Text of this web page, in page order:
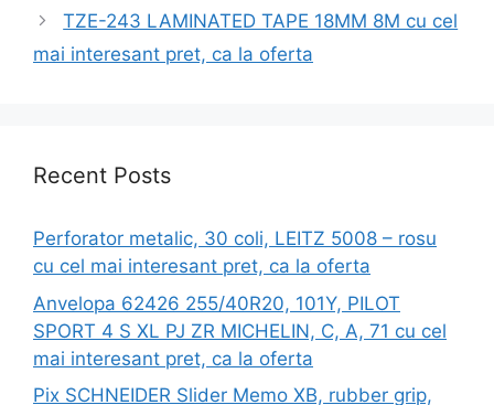
TZE-243 LAMINATED TAPE 18MM 8M cu cel
mai interesant pret, ca la oferta
Recent Posts
Perforator metalic, 30 coli, LEITZ 5008 – rosu
cu cel mai interesant pret, ca la oferta
Anvelopa 62426 255/40R20, 101Y, PILOT
SPORT 4 S XL PJ ZR MICHELIN, C, A, 71 cu cel
mai interesant pret, ca la oferta
Pix SCHNEIDER Slider Memo XB, rubber grip,